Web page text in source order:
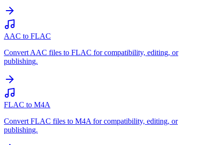
AAC to FLAC
Convert AAC files to FLAC for compatibility, editing, or
publishing.
FLAC to M4A
Convert FLAC files to M4A for compatibility, editing, or
publishing.